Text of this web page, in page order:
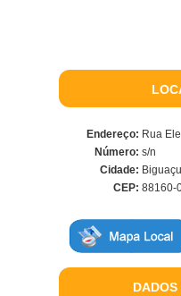
Endereço: Rua
Número: s/n
Cidade:
CEP: 88160-
DADOS